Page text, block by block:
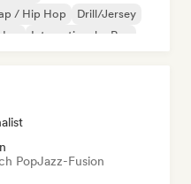
/ Hip Hop
Drill/Jersey
Internationaler Rap
PopJazz-Fusion